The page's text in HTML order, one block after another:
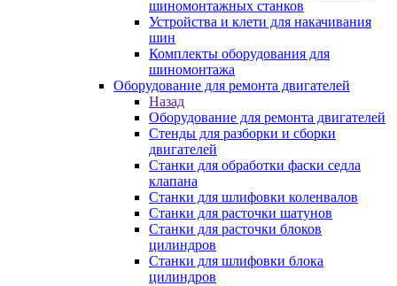
шиномонтажных станков
Устройства и клети для накачивания
шин
Комплекты оборудования для
шиномонтажа
Оборудование для ремонта двигателей
Назад
Оборудование для ремонта двигателей
Стенды для разборки и сборки
двигателей
Станки для обработки фаски седла
клапана
Станки для шлифовки коленвалов
Станки для расточки шатунов
Станки для расточки блоков
цилиндров
Станки для шлифовки блока
цилиндров